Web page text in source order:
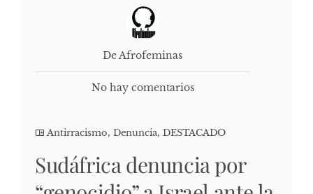
De Afrofeminas
No hay comentarios
Antirracismo, Denuncia, DESTACADO
Sudáfrica denuncia por